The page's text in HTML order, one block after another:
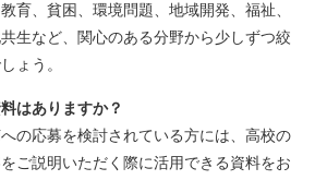
育、貧困、環境問題、地域開発、福祉、
生など、関心のある分野から少しずつ絞
ょう。
はありますか？
への応募を検討されている方には、高校の
ご説明いただく際に活用できる資料をお